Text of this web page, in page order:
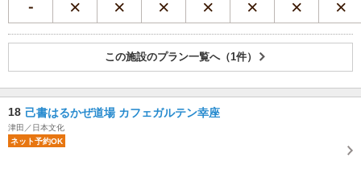
この施設のプラン一覧へ（1件）
18 己書はるかぜ道場 カフェガルテン幸座
津田／日本文化
ネット予約OK